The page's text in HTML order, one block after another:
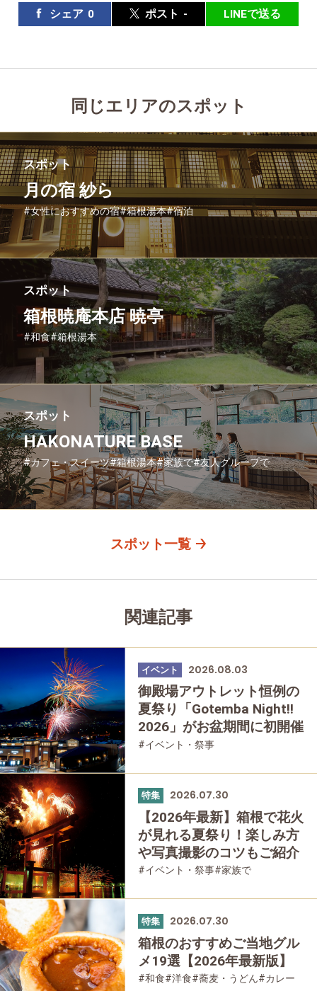
シェア 0 ポスト - LINEで送る
同じエリアのスポット
スポット
月の宿 紗ら
#女性におすすめの宿#箱根湯本#宿泊
スポット
箱根暁庵本店 暁亭
#和食#箱根湯本
スポット
HAKONATURE BASE
#カフェ・スイーツ#箱根湯本#家族で#友人グループで
#グルメ#母と娘で
スポット一覧
関連記事
イベント 2026.08.03
御殿場アウトレット恒例の
夏祭り「Gotemba Night!!
2026」がお盆期間に初開催
#イベント・祭事
特集 2026.07.30
【2026年最新】箱根で花火
が見れる夏祭り！楽しみ方
や写真撮影のコツもご紹介
#イベント・祭事#家族で
特集 2026.07.30
箱根のおすすめご当地グル
メ19選【2026年最新版】
#和食#洋食#蕎麦・うどん#カレー